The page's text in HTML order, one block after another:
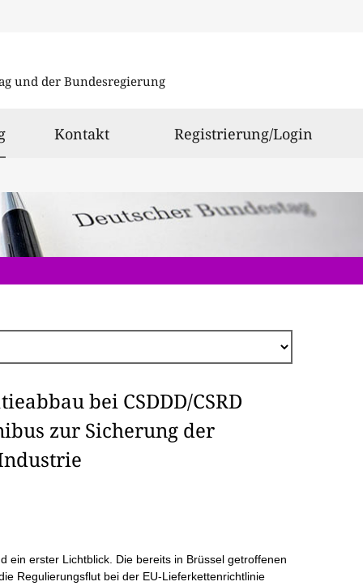
und der Bundesregierung
ausgewählt
Kontakt Registrierung/Login
bei CSDDD/CSRD
zur Sicherung der
ein erster Lichtblick. Die bereits in Brüssel getroffenen
Regulierungsflut bei der EU-Lieferkettenrichtlinie